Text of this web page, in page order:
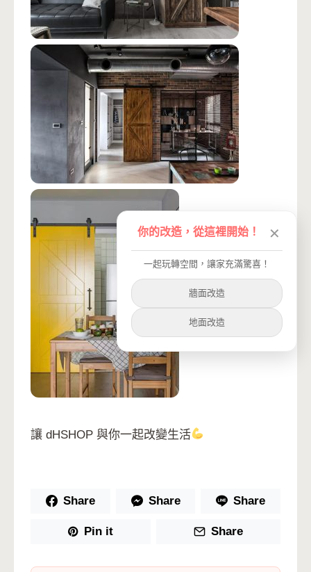
讓 dHSHOP 與你一起改變生活
Share Share Share
Pin it Share
你的改造，從這裡開始！ ✕
一起玩轉空間，讓家充滿驚喜！
牆面改造
地面改造